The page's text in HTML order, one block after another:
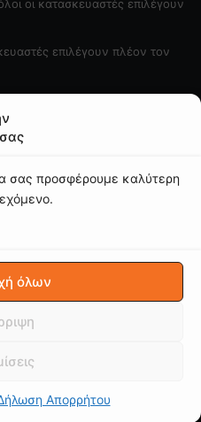
σας προσφέρουμε καλύτερη
όλων
Απορρήτου
όλοι οι κατασκευαστές επιλέγουν
επιλέγουν πλέον τον